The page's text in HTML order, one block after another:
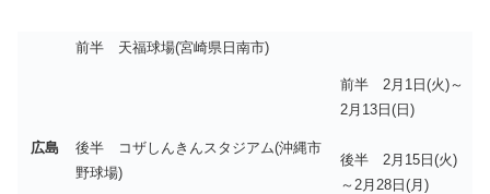
広島
前半 天福球場(宮崎県日南市)
後半 コザしんきんスタジアム(沖縄市
野球場)
前半 2月1日(火)～
2月13日(日)
後半 2月15日(火)
～2月28日(月)